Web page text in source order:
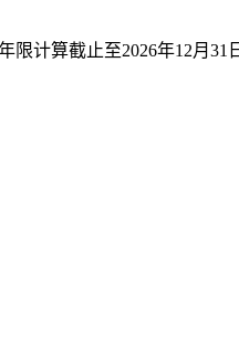
计算截止至2026年12月31